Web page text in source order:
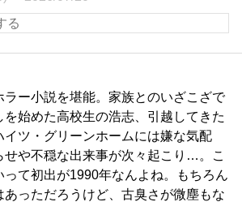
ラー小説を堪能。家族とのいざこざで
を始めた高校生の浩志、引越してきた
イツ・グリーンホームには嫌な気配
せや不穏な出来事が次々起こり…。こ
って初出が1990年なんよね。もちろん
あっただろうけど、古臭さが微塵もな